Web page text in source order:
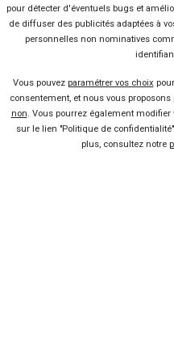
Nous
pour détecter d'éventuels bugs et
de diffuser des publicités adaptées à
personnelles non nominatives
Vous pouvez paramétrer vos choix
consentement, et nous vous
non. Vous pourrez également
sur le lien "Politique de
plus, consultez notre